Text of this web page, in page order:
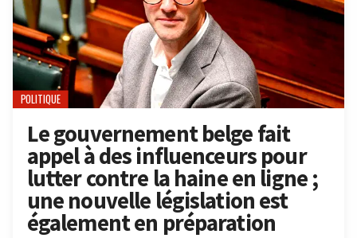
POLITIQUE
Le gouvernement belge fait
appel à des influenceurs pour
lutter contre la haine en ligne ;
une nouvelle législation est
également en préparation